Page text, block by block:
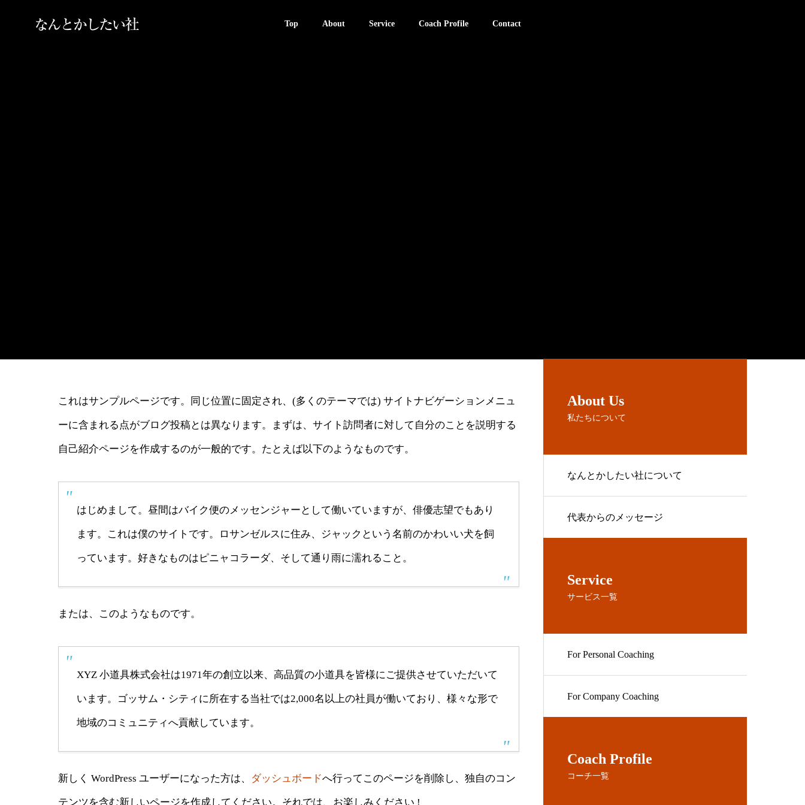
Top About Service Coach Profile Contact
これはサンプルページです。同じ位置に固定され、(多くのテーマでは) サイトナビゲーションメニュ
ーに含まれる点がブログ投稿とは異なります。まずは、サイト訪問者に対して自分のことを説明する
自己紹介ページを作成するのが一般的です。たとえば以下のようなものです。
はじめまして。昼間はバイク便のメッセンジャーとして働いていますが、俳優志望でもあり
ます。これは僕のサイトです。ロサンゼルスに住み、ジャックという名前のかわいい犬を飼
っています。好きなものはピニャコラーダ、そして通り雨に濡れること。
または、このようなものです。
XYZ 小道具株式会社は1971年の創立以来、高品質の小道具を皆様にご提供させていただいて
います。ゴッサム・シティに所在する当社では2,000名以上の社員が働いており、様々な形で
地域のコミュニティへ貢献しています。
新しく WordPress ユーザーになった方は、 ダッシュボードへ行ってこのページを削除し、独自のコン
テンツを含む新しいページを作成してください。それでは、お楽しみください !
About Us
私たちについて
なんとかしたい社について
代表からのメッセージ
Service
サービス一覧
For Personal Coaching
For Company Coaching
Coach Profile
コーチ一覧